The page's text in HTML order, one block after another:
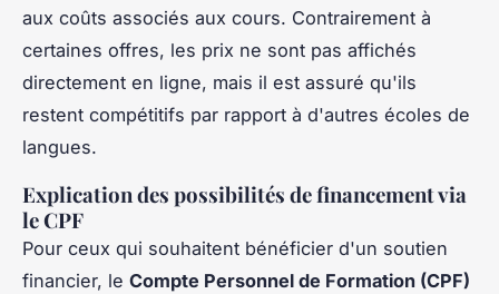
aux coûts associés aux cours. Contrairement à
certaines offres, les prix ne sont pas affichés
directement en ligne, mais il est assuré qu'ils
restent compétitifs par rapport à d'autres écoles de
langues.
Explication des possibilités de financement via
le CPF
Pour ceux qui souhaitent bénéficier d'un soutien
financier, le Compte Personnel de Formation (CPF)